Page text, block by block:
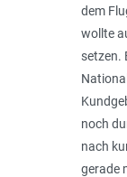
dem
wollte
setzen.
noch
nach
gerade